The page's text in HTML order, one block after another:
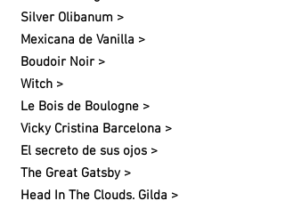
Silver Olibanum >
Mexicana de Vanilla >
Boudoir Noir >
Witch >
Le Bois de Boulogne >
Vicky Cristina Barcelona >
El secreto de sus ojos >
The Great Gatsby >
Head In The Clouds. Gilda >